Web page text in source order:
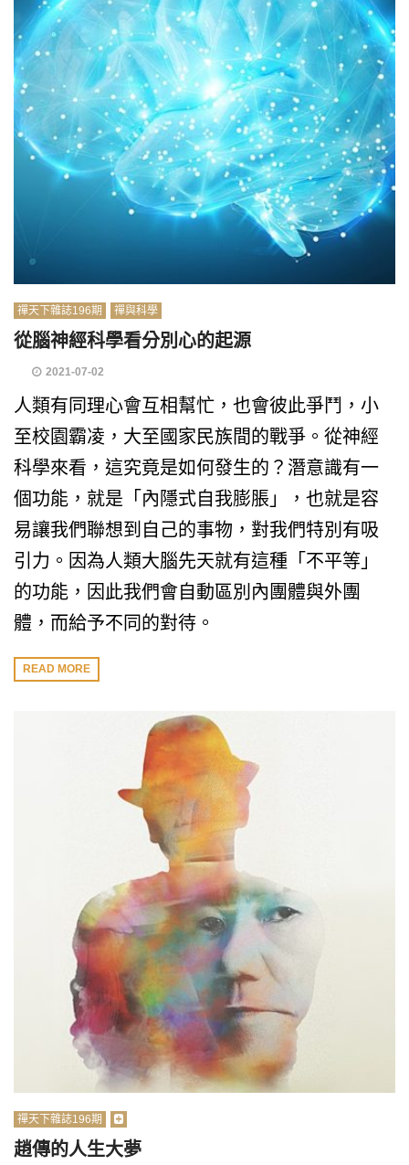
禪天下雜誌196期 禪與科學
從腦神經科學看分別心的起源
2021-07-02
人類有同理心會互相幫忙，也會彼此爭鬥，小
至校園霸凌，大至國家民族間的戰爭。從神經
科學來看，這究竟是如何發生的？潛意識有一
個功能，就是「內隱式自我膨脹」，也就是容
易讓我們聯想到自己的事物，對我們特別有吸
引力。因為人類大腦先天就有這種「不平等」
的功能，因此我們會自動區別內團體與外團
體，而給予不同的對待。
READ MORE
禪天下雜誌196期
趙傳的人生大夢